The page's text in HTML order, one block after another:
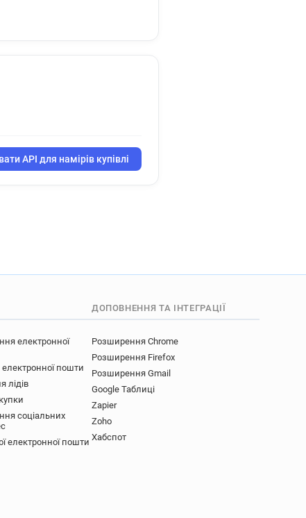
v*****@brighton-hove.gov.uk
API для намірів купівлі
електронної
пошти
лідів
соціальних
електронної пошти
ДОПОВНЕННЯ ТА ІНТЕГРАЦІЇ
Розширення Chrome
Розширення Firefox
Розширення Gmail
Google Таблиці
Zapier
Zoho
Хабспот